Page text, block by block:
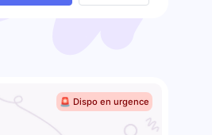
🚨 Dispo en urgence